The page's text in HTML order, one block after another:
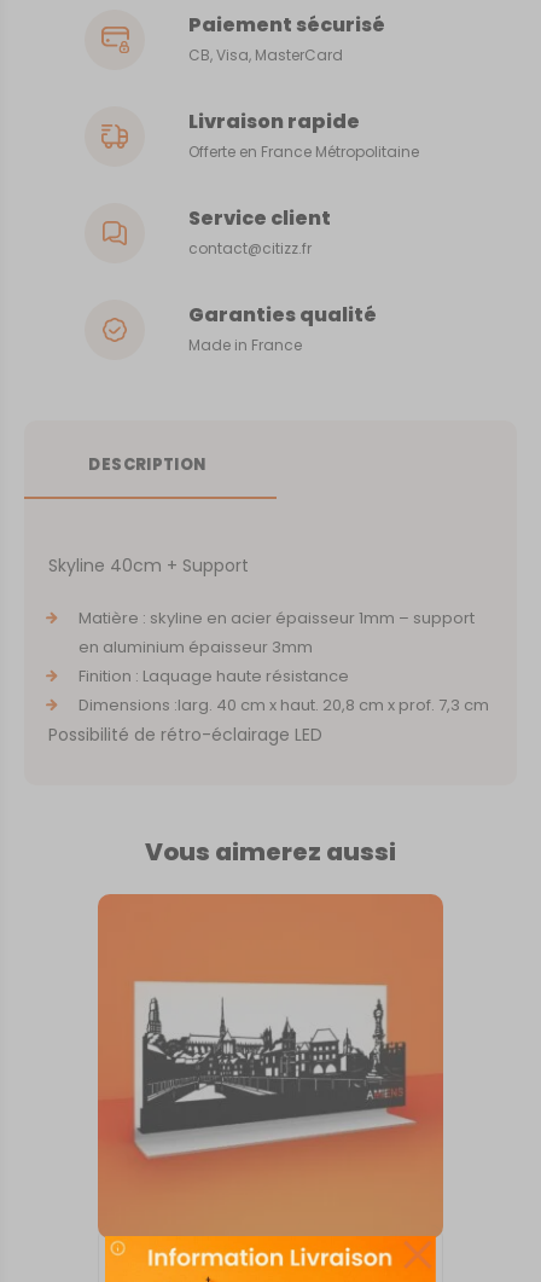
Paiement sécurisé
CB, Visa, MasterCard
Livraison rapide
Offerte en France Métropolitaine
Service client
contact@citizz.fr
Garanties qualité
Made in France
DESCRIPTION
Skyline 40cm + Support
Matière : skyline en acier épaisseur 1mm – support
en aluminium épaisseur 3mm
Finition : Laquage haute résistance
Dimensions :larg. 40 cm x haut. 20,8 cm x prof. 7,3 cm
Possibilité de rétro-éclairage LED
Vous aimerez aussi
SKYLINE SUR SOCLE